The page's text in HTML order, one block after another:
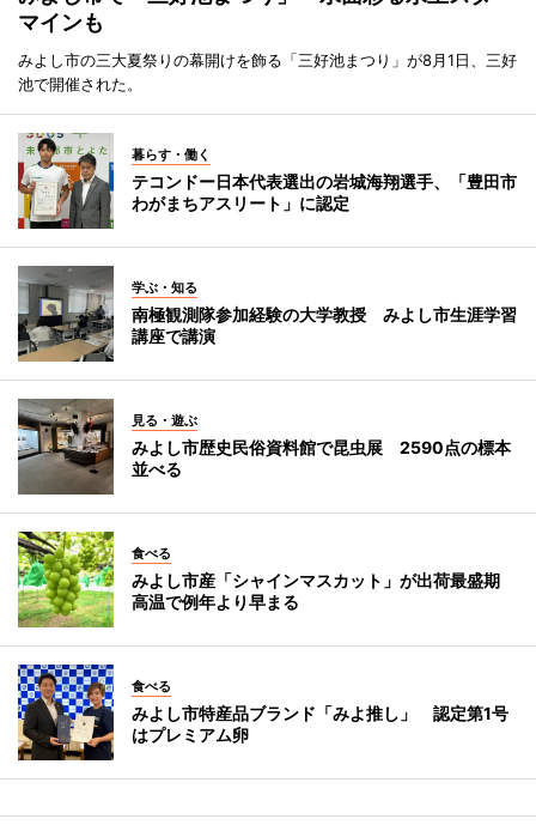
マインも
みよし市の三大夏祭りの幕開けを飾る「三好池まつり」が8月1日、三好
池で開催された。
暮らす・働く
テコンドー日本代表選出の岩城海翔選手、「豊田市
わがまちアスリート」に認定
学ぶ・知る
南極観測隊参加経験の大学教授 みよし市生涯学習
講座で講演
見る・遊ぶ
みよし市歴史民俗資料館で昆虫展 2590点の標本
並べる
食べる
みよし市産「シャインマスカット」が出荷最盛期
高温で例年より早まる
食べる
みよし市特産品ブランド「みよ推し」 認定第1号
はプレミアム卵